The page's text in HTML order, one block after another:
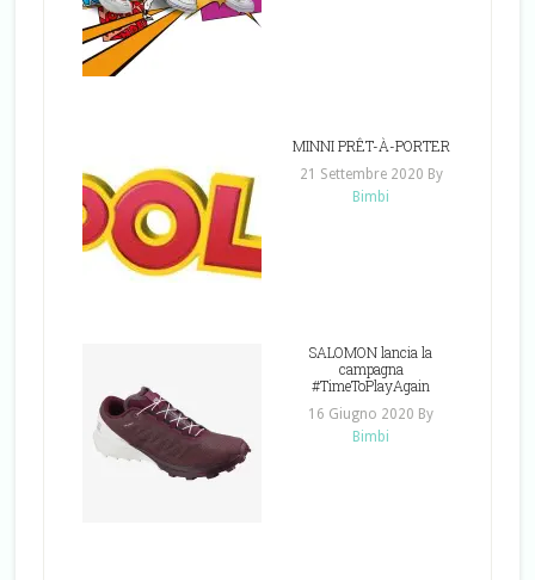
MINNI PRÊT-À-PORTER
21 Settembre 2020 By
Bimbi
SALOMON lancia la
campagna
#TimeToPlayAgain
16 Giugno 2020 By
Bimbi